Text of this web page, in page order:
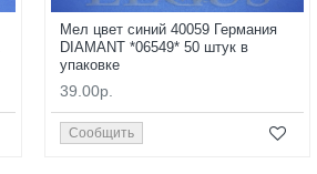
Мел цвет синий 40059 Германия
DIAMANT *06549* 50 штук в
упаковке
39.00р.
Сообщить